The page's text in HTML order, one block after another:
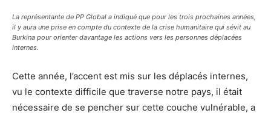
La représentante de PP Global a indiqué que pour les trois prochaines années,
il y aura une prise en compte du contexte de la crise humanitaire qui sévit au
Burkina pour orienter davantage les actions vers les personnes déplacées
internes.
Cette année, l’accent est mis sur les déplacés internes,
vu le contexte difficile que traverse notre pays, il était
nécessaire de se pencher sur cette couche vulnérable, a